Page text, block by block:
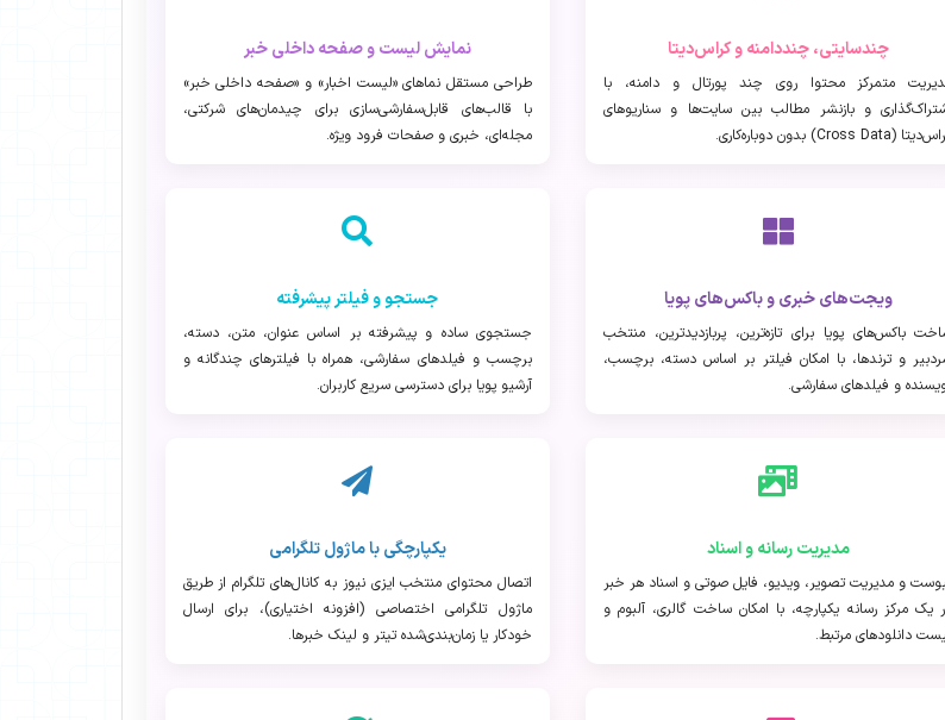
چندسایتی، چنددامنه و کراس‌دیتا
متمرکز محتوا روی چند پورتال و دامنه، با
و بازنشر مطالب بین سایت‌ها و سناریوهای
(Cross Data) بدون دوباره‌کاری.
نمایش لیست و صفحه داخلی خبر
طراحی مستقل نماهای «لیست اخبار» و «صفحه داخلی خبر»
با قالب‌های قابل‌سفارشی‌سازی برای چیدمان‌های شرکتی،
مجله‌ای، خبری و صفحات فرود ویژه.
ویجت‌های خبری و باکس‌های پویا
باکس‌های پویا برای تازه‌ترین، پربازدیدترین، منتخب
و ترندها، با امکان فیلتر بر اساس دسته، برچسب،
و فیلدهای سفارشی.
جستجو و فیلتر پیشرفته
جستجوی ساده و پیشرفته بر اساس عنوان، متن، دسته،
برچسب و فیلدهای سفارشی، همراه با فیلترهای چندگانه و
آرشیو پویا برای دسترسی سریع کاربران.
مدیریت رسانه و اسناد
و مدیریت تصویر، ویدیو، فایل صوتی و اسناد هر خبر
یک مرکز رسانه یکپارچه، با امکان ساخت گالری، آلبوم و
دانلودهای مرتبط.
یکپارچگی با ماژول تلگرامی
اتصال محتوای منتخب ایزی نیوز به کانال‌های تلگرام از طریق
ماژول تلگرامی اختصاصی (افزونه اختیاری)، برای ارسال
خودکار یا زمان‌بندی‌شده تیتر و لینک خبرها.